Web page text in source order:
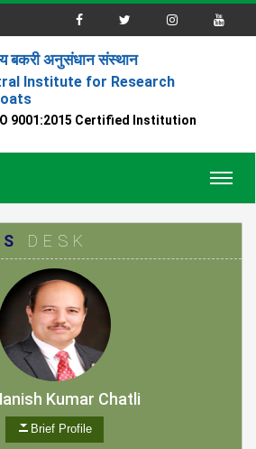
बकरी अनुसंधान संस्थान
Institute for Research
9001:2015 Certified Institution
DESK
Kumar Chatli
Brief Profile